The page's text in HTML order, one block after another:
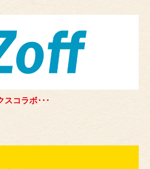
スコラボ･･･